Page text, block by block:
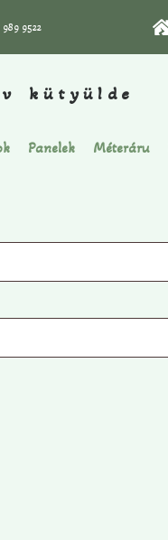
9522
kütyülde
Panelek Méteráru